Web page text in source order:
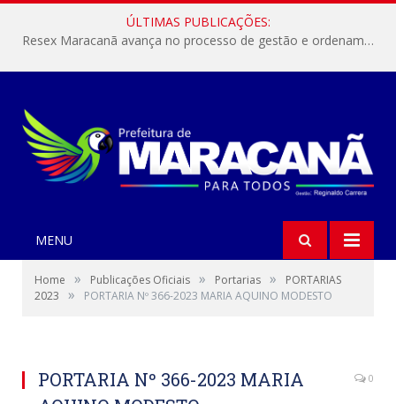
ÚLTIMAS PUBLICAÇÕES:
Resex Maracanã avança no processo de gestão e ordenamento do turismo em nossas áreas protegidas.
MENU
Home » Publicações Oficiais » Portarias »
PORTARIAS
2023
» PORTARIA Nº 366-2023 MARIA AQUINO MODESTO
PORTARIA Nº 366-2023 MARIA
0